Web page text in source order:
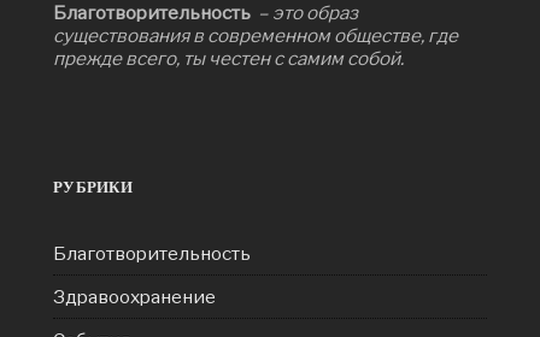
Благотворительность – это образ
существования в современном обществе, где
прежде всего, ты честен с самим собой.
РУБРИКИ
Благотворительность
Здравоохранение